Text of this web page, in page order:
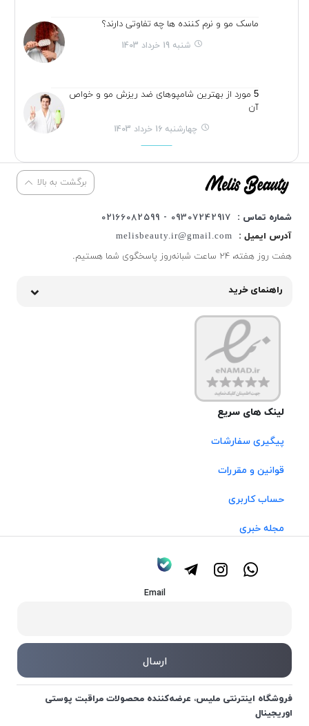
ماسک مو و نرم کننده ها چه تفاوتی دارند؟
شنبه 19 خرداد 1403
5 مورد از بهترین شامپوهای ضد ریزش مو و خواص
آن
چهارشنبه 16 خرداد 1403
برگشت به بالا
شماره تماس :
09307242917 - 02166082599
آدرس ایمیل :
melisbeauty.ir@gmail.com
هفت روز هفته، ۲۴ ساعت شبانه‌روز پاسخگوی شما هستیم.
راهنمای خرید
لینک های سریع
پیگیری سفارشات
قوانین و مقررات
حساب کاربری
مجله خبری
Email
فروشگاه اینترنتی ملیس، عرضه‌کننده محصولات مراقبت پوستی
اوریجینال